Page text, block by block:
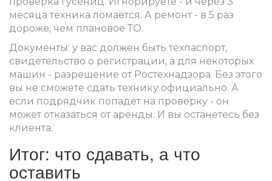
месяца техника ломается. А ремонт - в 5 раз
дороже, чем плановое ТО.
Документы: у вас должен быть техпаспорт,
свидетельство о регистрации, а для некоторых
машин - разрешение от Ростехнадзора. Без этого
вы не сможете сдать технику официально. А
если подрядчик попадет на проверку - он
может отказаться от аренды. И вы останетесь без
клиента.
Итог: что сдавать, а что
оставить